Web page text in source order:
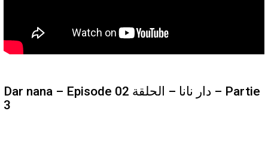
Dar nana – Episode 02 دار نانا – الحلقة – Partie
3